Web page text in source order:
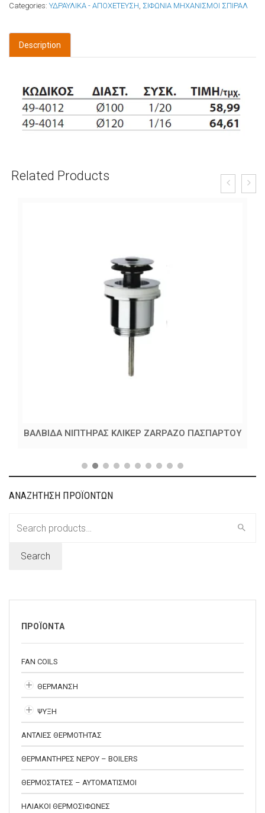
Categories: ΥΔΡΑΥΛΙΚΑ - ΑΠΟΧΕΤΕΥΣΗ ΣΙΦΩΝΙΑ ΜΗΧΑΝΙΣΜΟΙ ΣΠΙΡΑΛ
Description
Related Products
ΒΑΛΒΙΔΑ ΝΙΠΤΗΡΑΣ ΚΛΙΚΕΡ ZARPAZO ΠΑΣΠΑΡΤΟΥ
ΑΝΑΖΗΤΗΣΗ ΠΡΟΪΟΝΤΩΝ
Search
ΠΡΟΪΟΝΤΑ
FAN COILS
ΘΕΡΜΑΝΣΗ
ΨΥΞΗ
ΑΝΤΛΙΕΣ ΘΕΡΜΟΤΗΤΑΣ
ΘΕΡΜΑΝΤΗΡΕΣ ΝΕΡΟΥ – BOILERS
ΘΕΡΜΟΣΤΑΤΕΣ – ΑΥΤΟΜΑΤΙΣΜΟΙ
ΗΛΙΑΚΟΙ ΘΕΡΜΟΣΙΦΩΝΕΣ